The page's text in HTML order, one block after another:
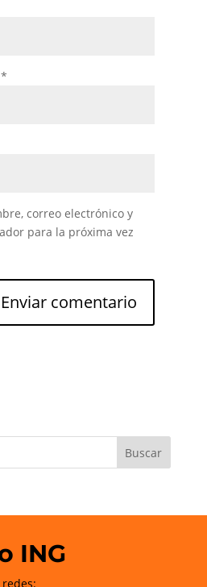
*
correo electrónico y
para la próxima vez
ING